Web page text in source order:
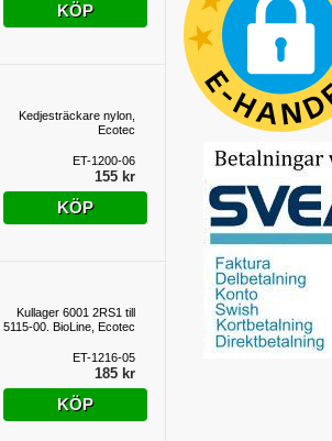
KÖP
Kedjesträckare nylon,
Ecotec
ET-1200-06
155 kr
KÖP
Kullager 6001 2RS1 till
5115-00. BioLine, Ecotec
ET-1216-05
185 kr
KÖP